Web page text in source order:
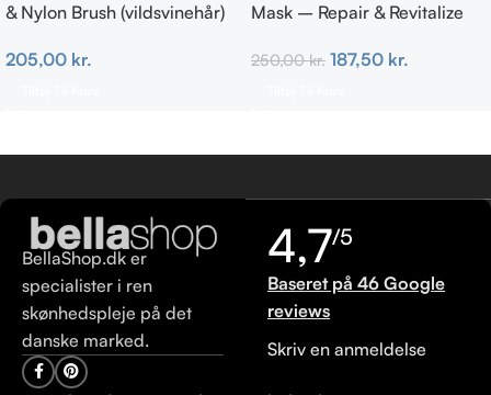
& Nylon Brush (vildsvinehår)
205,00 kr.
Mask – Repair & Revitalize
250,00kr. 187,50 kr.
BellaShop.dk er
specialister i ren
skønhedspleje på det
danske marked.
4,7/5
Baseret på 46 Google
reviews
Skriv en anmeldelse